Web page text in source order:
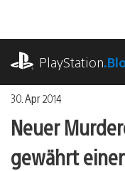
springen
PlayStation
30. Apr 2014
Neuer
gewährt